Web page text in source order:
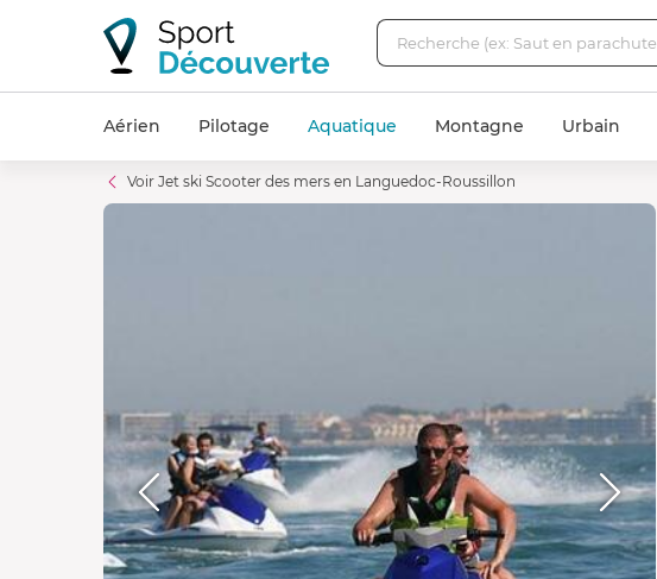
Aérien Pilotage Aquatique Montagne Urbain
Voir Jet ski Scooter des mers en Languedoc-Roussillon